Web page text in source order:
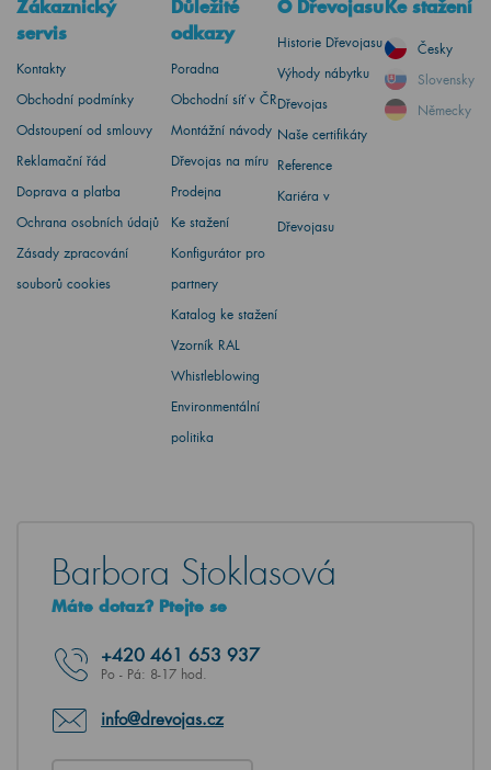
Zákaznický
servis
Kontakty
Obchodní podmínky
Odstoupení od smlouvy
Reklamační řád
Doprava a platba
Ochrana osobních údajů
Zásady zpracování
souborů cookies
Důležité
odkazy
Poradna
Obchodní síť v ČR
Montážní návody
Dřevojas na míru
Prodejna
Ke stažení
Konfigurátor pro
partnery
Katalog ke stažení
Vzorník RAL
Whistleblowing
Environmentální
politika
O Dřevojasu
Historie Dřevojasu
Výhody nábytku
Dřevojas
Naše certifikáty
Reference
Kariéra v
Dřevojasu
Ke stažení
Česky
Slovensky
Německy
Barbora Stoklasová
Máte dotaz? Ptejte se
+420 461 653 937
Po - Pá: 8-17 hod.
info@drevojas.cz